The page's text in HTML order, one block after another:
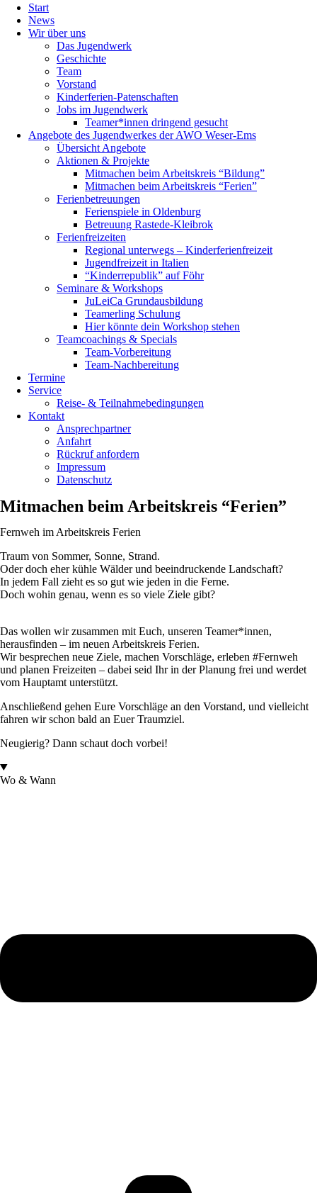
Start
News
Wir über uns
Das Jugendwerk
Geschichte
Team
Vorstand
Kinderferien-Patenschaften
Jobs im Jugendwerk
Teamer*innen dringend gesucht
Angebote des Jugendwerkes der AWO Weser-Ems
Übersicht Angebote
Aktionen & Projekte
Mitmachen beim Arbeitskreis “Bildung”
Mitmachen beim Arbeitskreis “Ferien”
Ferienbetreuungen
Ferienspiele in Oldenburg
Betreuung Rastede-Kleibrok
Ferienfreizeiten
Regional unterwegs – Kinderferienfreizeit
Jugendfreizeit in Italien
“Kinderrepublik” auf Föhr
Seminare & Workshops
JuLeiCa Grundausbildung
Teamerling Schulung
Hier könnte dein Workshop stehen
Teamcoachings & Specials
Team-Vorbereitung
Team-Nachbereitung
Termine
Service
Reise- & Teilnahmebedingungen
Kontakt
Ansprechpartner
Anfahrt
Rückruf anfordern
Impressum
Datenschutz
Mitmachen beim Arbeitskreis “Ferien”
Fernweh im Arbeitskreis Ferien
Traum von Sommer, Sonne, Strand.
Oder doch eher kühle Wälder und beeindruckende Landschaft?
In jedem Fall zieht es so gut wie jeden in die Ferne.
Doch wohin genau, wenn es so viele Ziele gibt?
Das wollen wir zusammen mit Euch, unseren Teamer*innen,
herausfinden – im neuen Arbeitskreis Ferien.
Wir besprechen neue Ziele, machen Vorschläge, erleben #Fernweh
und planen Freizeiten – dabei seid Ihr in der Planung frei und werdet
vom Hauptamt unterstützt.
Anschließend gehen Eure Vorschläge an den Vorstand, und vielleicht
fahren wir schon bald an Euer Traumziel.
Neugierig? Dann schaut doch vorbei!
Wo & Wann